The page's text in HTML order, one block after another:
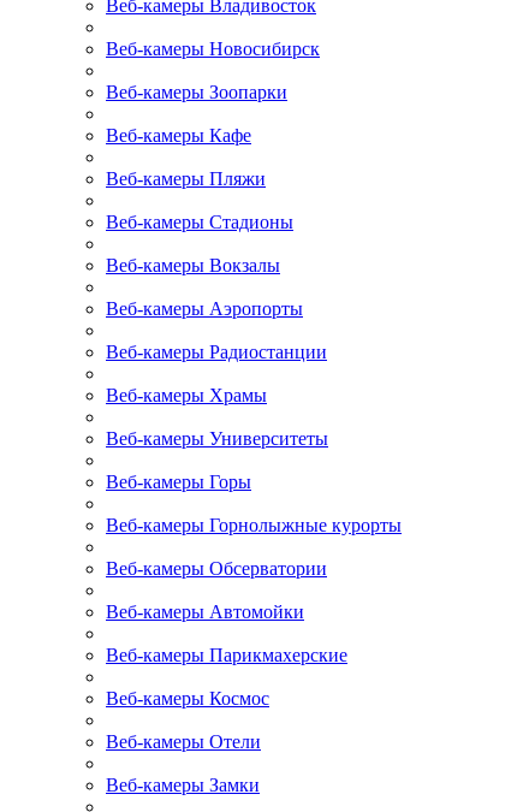
Веб-камеры Владивосток
Веб-камеры Новосибирск
Веб-камеры Зоопарки
Веб-камеры Кафе
Веб-камеры Пляжи
Веб-камеры Стадионы
Веб-камеры Вокзалы
Веб-камеры Аэропорты
Веб-камеры Радиостанции
Веб-камеры Храмы
Веб-камеры Университеты
Веб-камеры Горы
Веб-камеры Горнолыжные курорты
Веб-камеры Обсерватории
Веб-камеры Автомойки
Веб-камеры Парикмахерские
Веб-камеры Космос
Веб-камеры Отели
Веб-камеры Замки